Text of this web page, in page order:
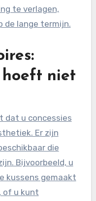
te verlagen,
de lange termijn.
hoeft niet
dat u concessies
Er zijn
die
Bijvoorbeeld, u
kussens gemaakt
of u kunt